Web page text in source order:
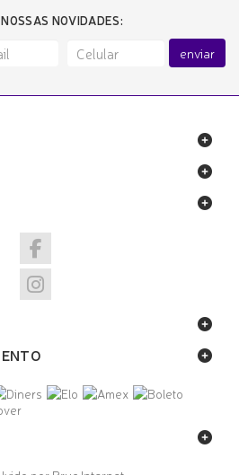
NOVIDADES:
enviar